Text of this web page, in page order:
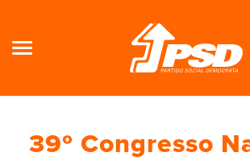
39º Congresso